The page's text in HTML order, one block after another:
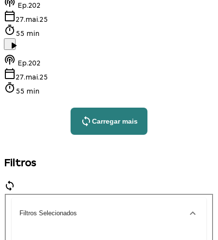
Ep.202
27.mai.25
55 min
Ep.202
27.mai.25
55 min
Carregar mais
Filtros
Filtros Selecionados